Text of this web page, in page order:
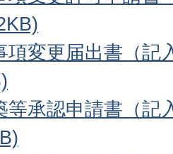
項変更届出書（記
等承認申請書（記